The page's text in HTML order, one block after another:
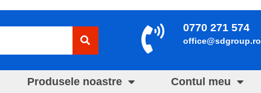
0770 271 574
office@sdgroup.ro
Produsele noastre Contul meu